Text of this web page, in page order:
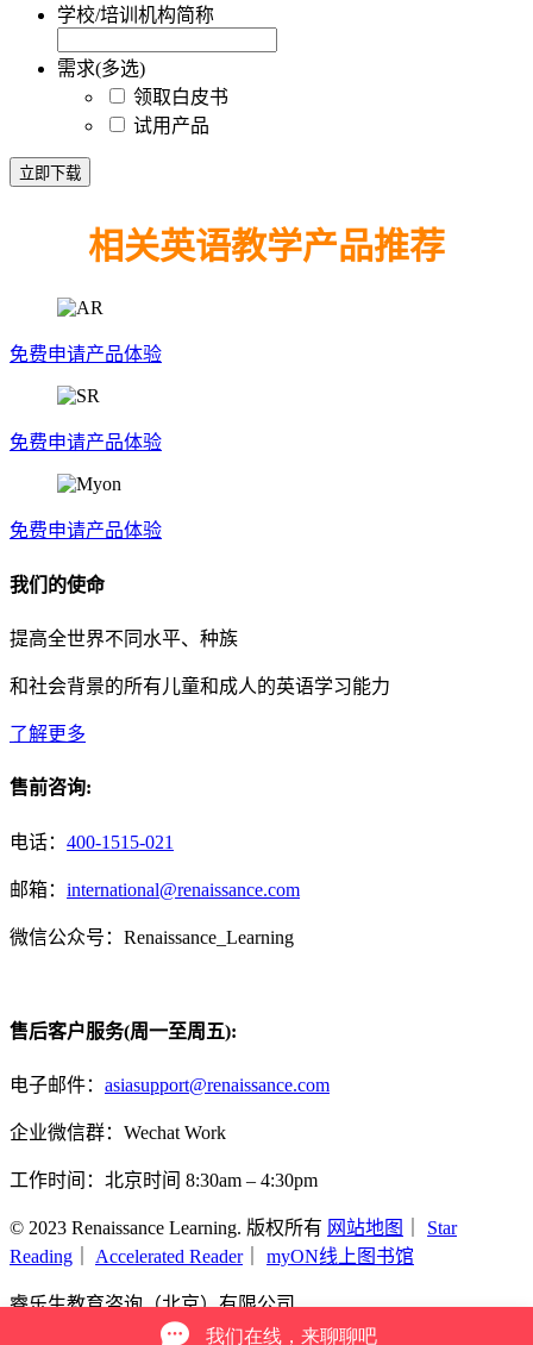
学校/培训机构简称
需求(多选)
领取白皮书
试用产品
立即下载
相关英语教学产品推荐
免费申请产品体验
免费申请产品体验
免费申请产品体验
我们的使命
提高全世界不同水平、种族
和社会背景的所有儿童和成人的英语学习能力
了解更多
售前咨询:
电话： 400-1515-021
邮箱： international@renaissance.com
微信公众号：Renaissance_Learning
售后客户服务(周一至周五):
电子邮件： asiasupport@renaissance.com
企业微信群：Wechat Work
工作时间：北京时间 8:30am – 4:30pm
© 2023 Renaissance Learning. 版权所有 网站地图
Star
Reading
Accelerated Reader｜ myON线上图书馆
睿乐生教育咨询（北京）有限公司